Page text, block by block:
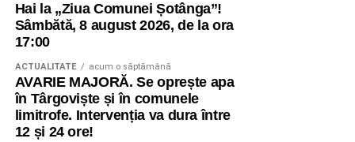
Hai la „Ziua Comunei Șotânga”!
Sâmbătă, 8 august 2026, de la ora
17:00
ACTUALITATE acum o săptămână
AVARIE MAJORĂ. Se oprește apa
în Târgoviște și în comunele
limitrofe. Intervenția va dura între
12 și 24 ore!